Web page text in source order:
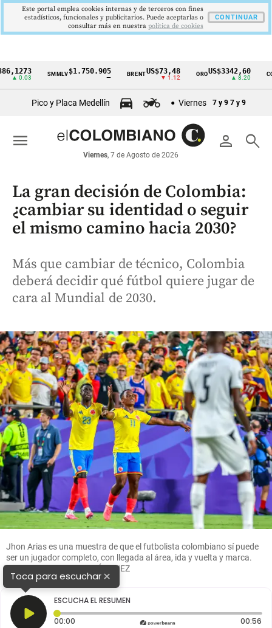
Cintillo
económicos
Colombia
0.03
SMMLV$1.750.905 BRENTUS$73,48
▼ 1.12
US$3342,60
▲ 8.20
Pico y Placa Medellín Viernes 7 y 9 7 y 9
person search
Viernes, 7 de Agosto de 2026
menu
La gran decisión de Colombia:
¿cambiar su identidad o seguir
el mismo camino hacia 2030?
Más que cambiar de técnico, Colombia
deberá decidir qué fútbol quiere jugar de
cara al Mundial de 2030.
Jhon Arias es una muestra de que el futbolista colombiano sí puede
ser un jugador completo, con llegada al área, ida y vuelta y marca.
FOTO JUAN ANTONIO SÁNCHEZ
Toca para escuchar×
ESCUCHA EL RESUMEN
00:00 Tiempo transcurrido: 0 segundos 00:56
Este portal emplea cookies internas y de terceros con fines
estadísticos, funcionales y publicitarios. Puede aceptarlas o
consultar más en nuestra politica de cookies
CONTINUAR